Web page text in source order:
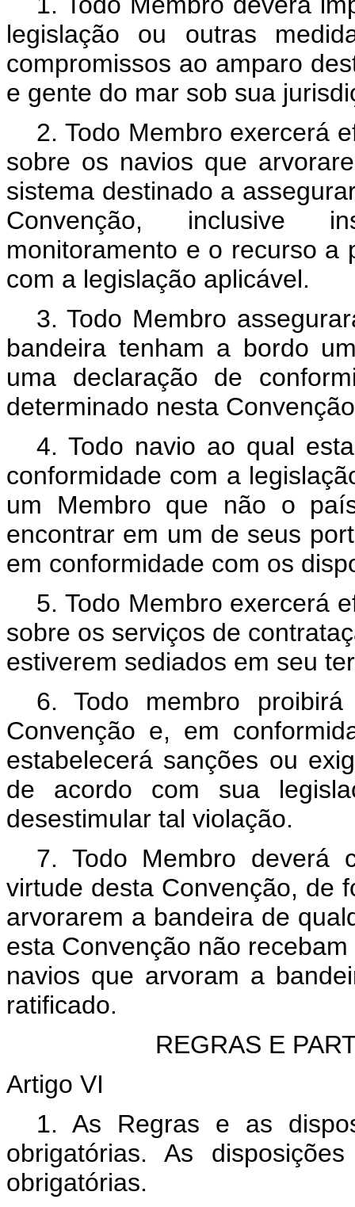
legislação ou outras
compromissos ao amparo
e gente do mar sob sua
2. Todo Membro exercerá
sobre os navios que
sistema destinado a
Convenção, inclusive
monitoramento e o recurso a
com a legislação aplicável.
3. Todo Membro
bandeira tenham a bordo
uma declaração de
determinado nesta
4. Todo navio ao qual
conformidade com a
um Membro que não o
encontrar em um de seus
em conformidade com os
5. Todo Membro exercerá
sobre os serviços de
estiverem sediados em seu
6. Todo membro
Convenção e, em
estabelecerá sanções ou
de acordo com sua
desestimular tal violação.
7. Todo Membro deverá
virtude desta Convenção, de
arvorarem a bandeira de
esta Convenção não
navios que arvoram a
ratificado.
REGRAS E
Artigo VI
1. As Regras e as
obrigatórias. As
obrigatórias.